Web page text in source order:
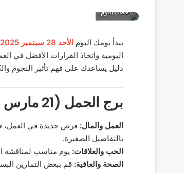
حظك اليوم
يبدأ يومك اليوم الأحد 28 سبتمبر 2025
اليومية واتخاذ القرارات الأفضل في
دليل يساعدك على فهم تأثير النجوم
برج الحمل (21 مارس – 19 أبريل)
العمل والمال: فرص جديدة في العمل،
بالتفاصيل الصغيرة.
الحب والعلاقات: يوم مناسب لمناقشة
الصحة والعافية: قم ببعض التمارين